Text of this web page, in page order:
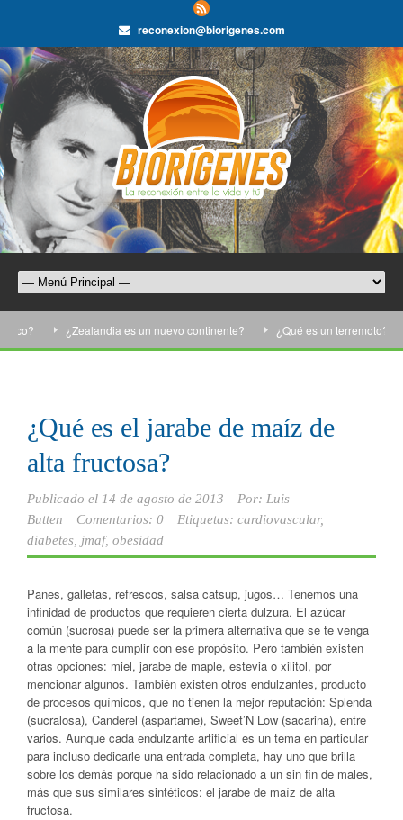
reconexion@biorigenes.com
¿Zealandia es un nuevo continente? ¿Qué es un terremoto?
¿Qué es el jarabe de maíz de
alta fructosa?
Publicado el 14 de agosto de 2013 Por: Luis
Butten
Comentarios: 0 Etiquetas: cardiovascular,
diabetes, jmaf, obesidad
Panes, galletas, refrescos, salsa catsup, jugos… Tenemos una
infinidad de productos que requieren cierta dulzura. El azúcar
común (sucrosa) puede ser la primera alternativa que se te venga
a la mente para cumplir con ese propósito. Pero también existen
otras opciones: miel, jarabe de maple, estevia o xilitol, por
mencionar algunos. También existen otros endulzantes, producto
de procesos químicos, que no tienen la mejor reputación: Splenda
(sucralosa), Canderel (aspartame), Sweet’N Low (sacarina), entre
varios. Aunque cada endulzante artificial es un tema en particular
para incluso dedicarle una entrada completa, hay uno que brilla
sobre los demás porque ha sido relacionado a un sin fin de males,
más que sus similares sintéticos: el jarabe de maíz de alta
fructosa.